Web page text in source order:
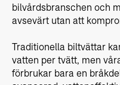
bilvårdsbranschen och
avsevärt utan att
Traditionella biltvättar
vatten per tvätt, men
förbrukar bara en